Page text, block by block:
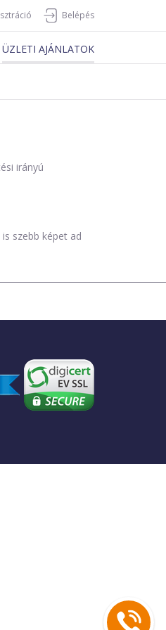
Belépés
ÜZLETI AJÁNLATOK
irányú
szebb képet ad